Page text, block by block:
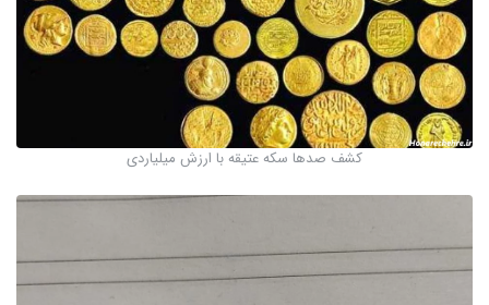
کشف صدها سکه عتیقه با ارزش میلیاردی